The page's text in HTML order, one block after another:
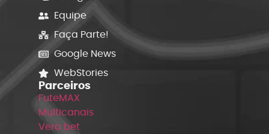
Equipe
Faça Parte!
Google News
WebStories
Parceiros
FuteMAX
Multicanais
Vera bet